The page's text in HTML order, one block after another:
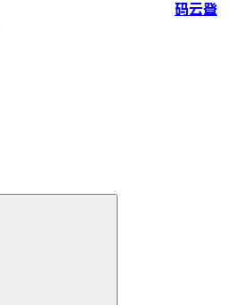
码云登